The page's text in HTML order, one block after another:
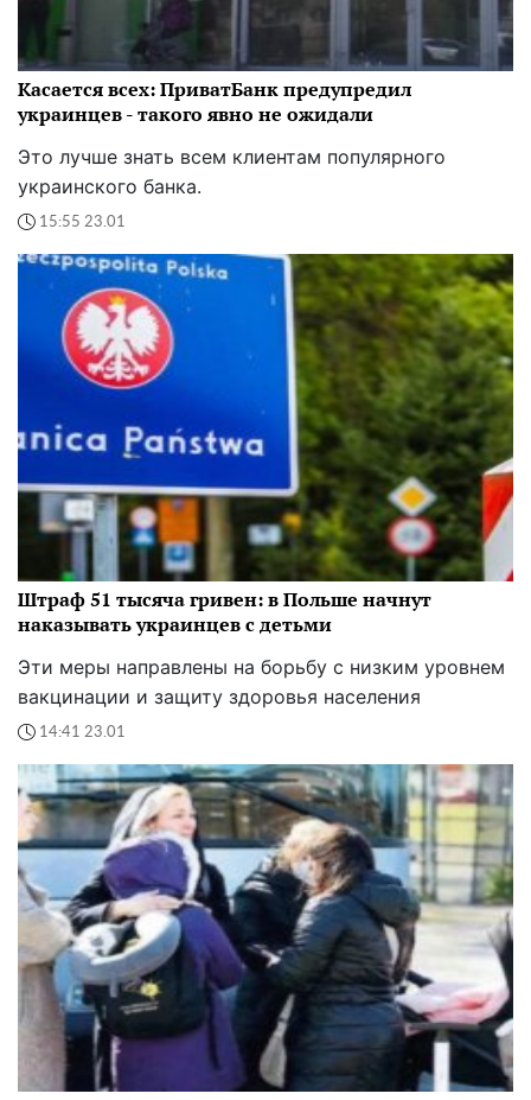
Касается всех: ПриватБанк предупредил
украинцев - такого явно не ожидали
Это лучше знать всем клиентам популярного
украинского банка.
15:55 23.01
Штраф 51 тысяча гривен: в Польше начнут
наказывать украинцев с детьми
Эти меры направлены на борьбу с низким уровнем
вакцинации и защиту здоровья населения
14:41 23.01